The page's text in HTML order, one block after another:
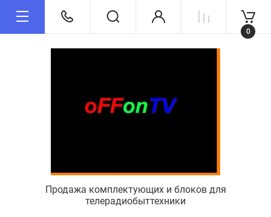
Продажа комплектующих и блоков для
телерадиобыттехники
0